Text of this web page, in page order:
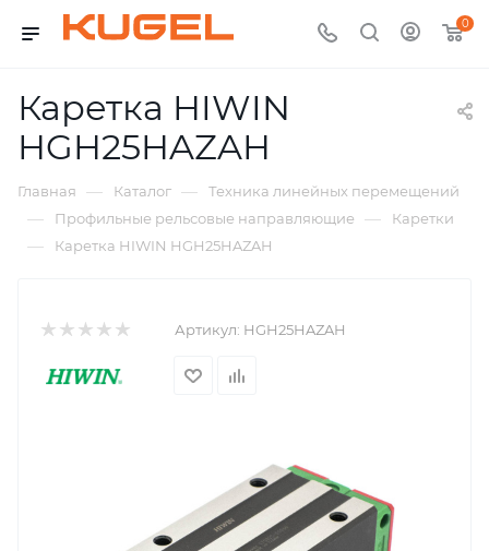
0
Каретка HIWIN
HGH25HAZAH
Главная — Каталог — Техника линейных перемещений
— Профильные рельсовые направляющие — Каретки
— Каретка HIWIN HGH25HAZAH
Артикул: HGH25HAZAH